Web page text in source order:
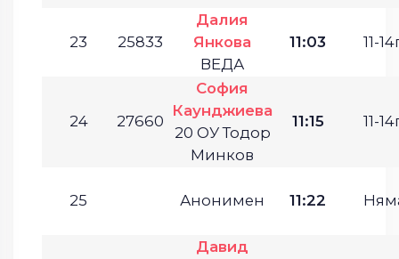
23 25833
Далия
Янкова
ВЕДА
11:03 11-
24 27660
София
Каунджиева
20 ОУ Тодор
Минков
11:15 11-
25 Анонимен 11:22
Давид